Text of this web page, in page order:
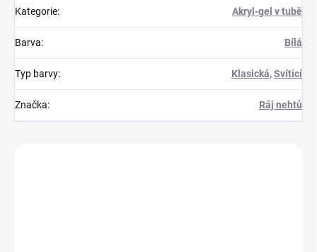
Kategorie: Akryl-gel v tubě
Barva: Bílá
Typ barvy: Klasická,Svítící
Značka: Ráj nehtů